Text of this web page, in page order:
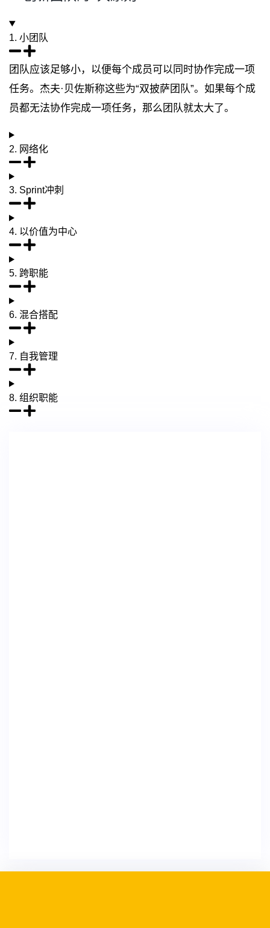
1. 小团队
团队应该足够小，以便每个成员可以同时协作完成一项
任务。杰夫·贝佐斯称这些为“双披萨团队”。如果每个成
员都无法协作完成一项任务，那么团队就太大了。
2. 网络化
3. Sprint冲刺
4. 以价值为中心
5. 跨职能
6. 混合搭配
7. 自我管理
8. 组织职能